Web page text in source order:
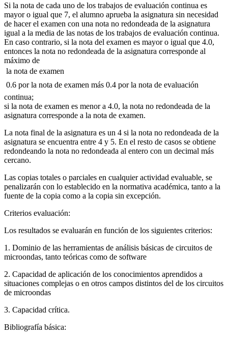
Si la nota de cada uno de los trabajos de evaluación continua es
mayor o igual que 7, el alumno aprueba la asignatura sin necesidad
de hacer el examen con una nota no redondeada de la asignatura
igual a la media de las notas de los trabajos de evaluación continua.
En caso contrario, si la nota del examen es mayor o igual que 4.0,
entonces la nota no redondeada de la asignatura corresponde al
máximo de
 la nota de examen
 0.6 por la nota de examen más 0.4 por la nota de evaluación
continua;
si la nota de examen es menor a 4.0, la nota no redondeada de la
asignatura corresponde a la nota de examen.
La nota final de la asignatura es un 4 si la nota no redondeada de la
asignatura se encuentra entre 4 y 5. En el resto de casos se obtiene
redondeando la nota no redondeada al entero con un decimal más
cercano.
Las copias totales o parciales en cualquier actividad evaluable, se
penalizarán con lo establecido en la normativa académica, tanto a la
fuente de la copia como a la copia sin excepción.
Criterios evaluación:
Los resultados se evaluarán en función de los siguientes criterios:
1. Dominio de las herramientas de análisis básicas de circuitos de
microondas, tanto teóricas como de software
2. Capacidad de aplicación de los conocimientos aprendidos a
situaciones complejas o en otros campos distintos del de los circuitos
de microondas
3. Capacidad crítica.
Bibliografía básica: